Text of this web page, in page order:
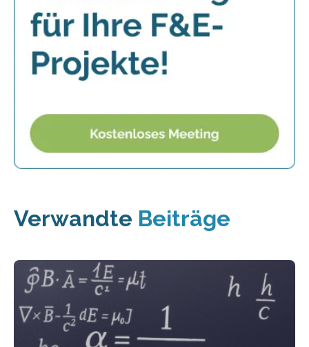
Verwandte Beiträge